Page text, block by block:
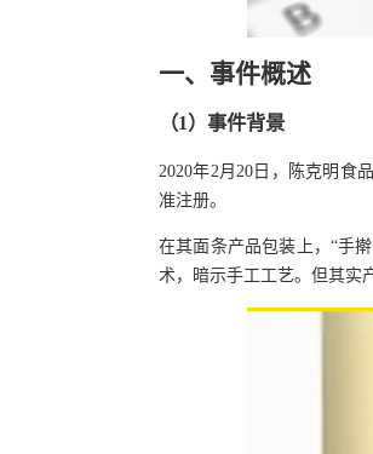
一、 事件概述
（1） 事件背景
2020年2月20日，陈克明食
准注册。
在其面条产品包装上，“手
术，暗示手工工艺。但其实